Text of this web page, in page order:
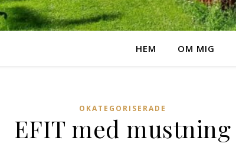
HEM OM MIG
OKATEGORISERADE
EFIT med mustning